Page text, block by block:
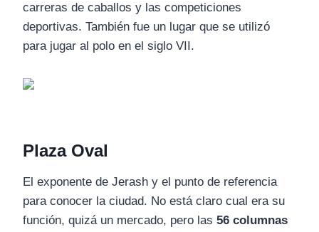
carreras de caballos y las competiciones
deportivas. También fue un lugar que se utilizó
para jugar al polo en el siglo VII.
Plaza Oval
El exponente de Jerash y el punto de referencia
para conocer la ciudad. No está claro cual era su
función, quizá un mercado, pero las 56 columnas